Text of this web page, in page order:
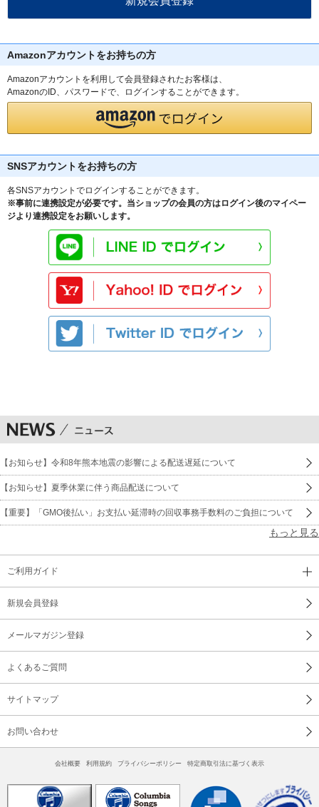
Amazonアカウントをお持ちの方
Amazonアカウントを利用して会員登録されたお客様は、
AmazonのID、パスワードで、ログインすることができます。
SNSアカウントをお持ちの方
各SNSアカウントでログインすることができます。
※事前に連携設定が必要です。当ショップの会員の方はログイン後のマイペー
ジより連携設定をお願いします。
【お知らせ】令和8年熊本地震の影響による配送遅延について
【お知らせ】夏季休業に伴う商品配送について
【重要】「GMO後払い」お支払い延滞時の回収事務手数料のご負担について
もっと見る
ご利用ガイド
新規会員登録
メールマガジン登録
よくあるご質問
サイトマップ
お問い合わせ
会社概要 利用規約 プライバシーポリシー 特定商取引法に基づく表示